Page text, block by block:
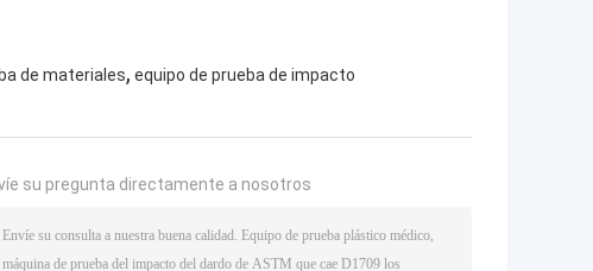
de materiales, equipo de prueba de impacto
su pregunta directamente a nosotros